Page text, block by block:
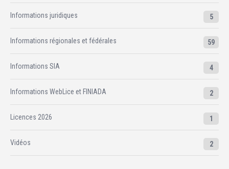
Informations juridiques 5
Informations régionales et fédérales 59
Informations SIA 4
Informations WebLice et FINIADA 2
Licences 2026 1
Vidéos 2